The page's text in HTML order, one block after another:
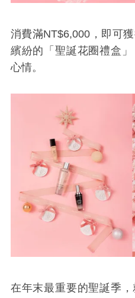
消費滿NT$6,000，即可
繽紛的「聖誕花圈禮盒
心情。
在年末最重要的聖誕季